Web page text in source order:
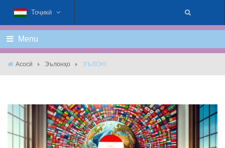
Тоҷикӣ
Menu
Асосӣ Эълонҳо ЭЪЛОН!